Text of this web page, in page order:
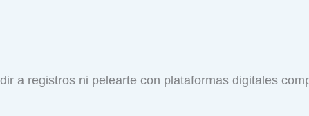
a registros ni pelearte con plataformas digitales